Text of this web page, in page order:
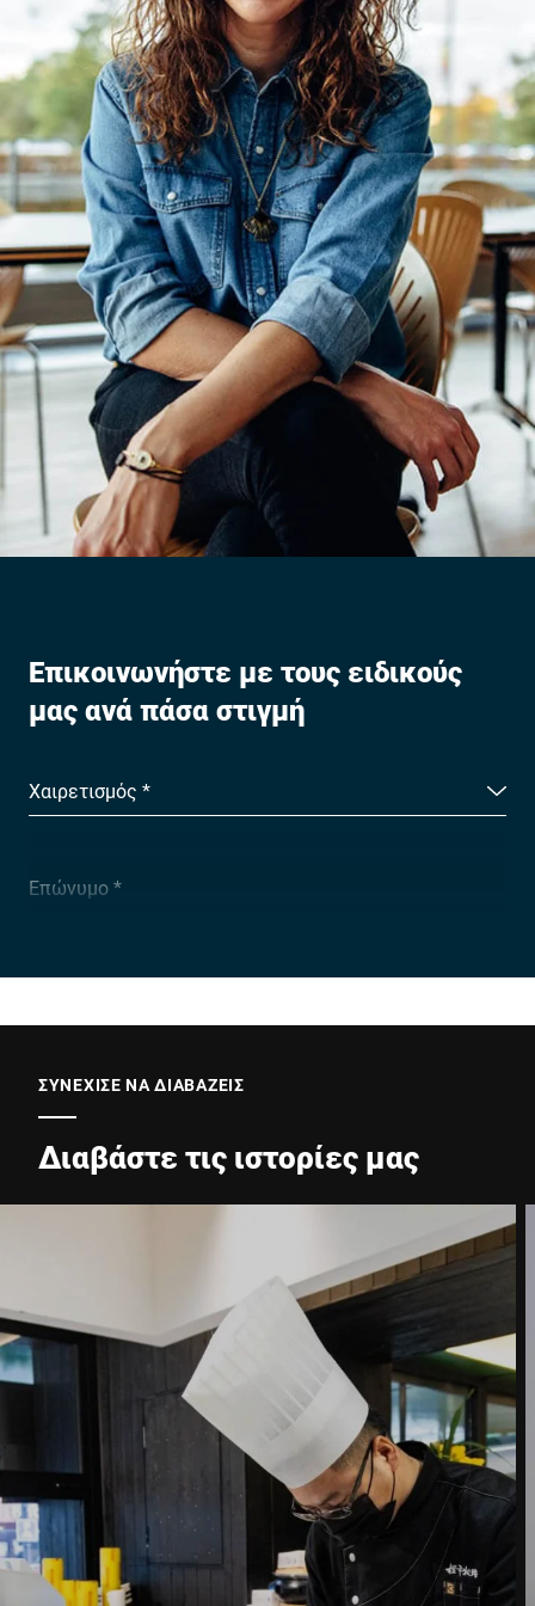
Επικοινωνήστε με τους ειδικούς
μας ανά πάσα στιγμή
Χαιρετισμός *
Επώνυμο *
Εταιρεία *
E-mail *
Τηλέφωνο *
Ταχυδρομικός κώδικας *
Πόλη *
Χώρα *
ΣΥΝΕΧΙΣΕ ΝΑ ΔΙΑΒΑΖΕΙΣ
Διαβάστε τις ιστορίες μας